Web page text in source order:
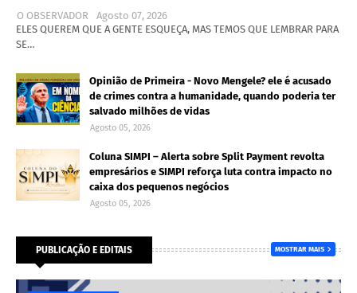
O OBSERVADOR
Agosto 07, 2026
ELES QUEREM QUE A GENTE ESQUEÇA, MAS TEMOS QUE LEMBRAR PARA
SE…
Opinião de Primeira - Novo Mengele? ele é acusado
de crimes contra a humanidade, quando poderia ter
salvado milhões de vidas
Agosto 05, 2026
Coluna SIMPI – Alerta sobre Split Payment revolta
empresários e SIMPI reforça luta contra impacto no
caixa dos pequenos negócios
Agosto 05, 2026
PUBLICAÇÃO E EDITAIS MOSTRAR MAIS